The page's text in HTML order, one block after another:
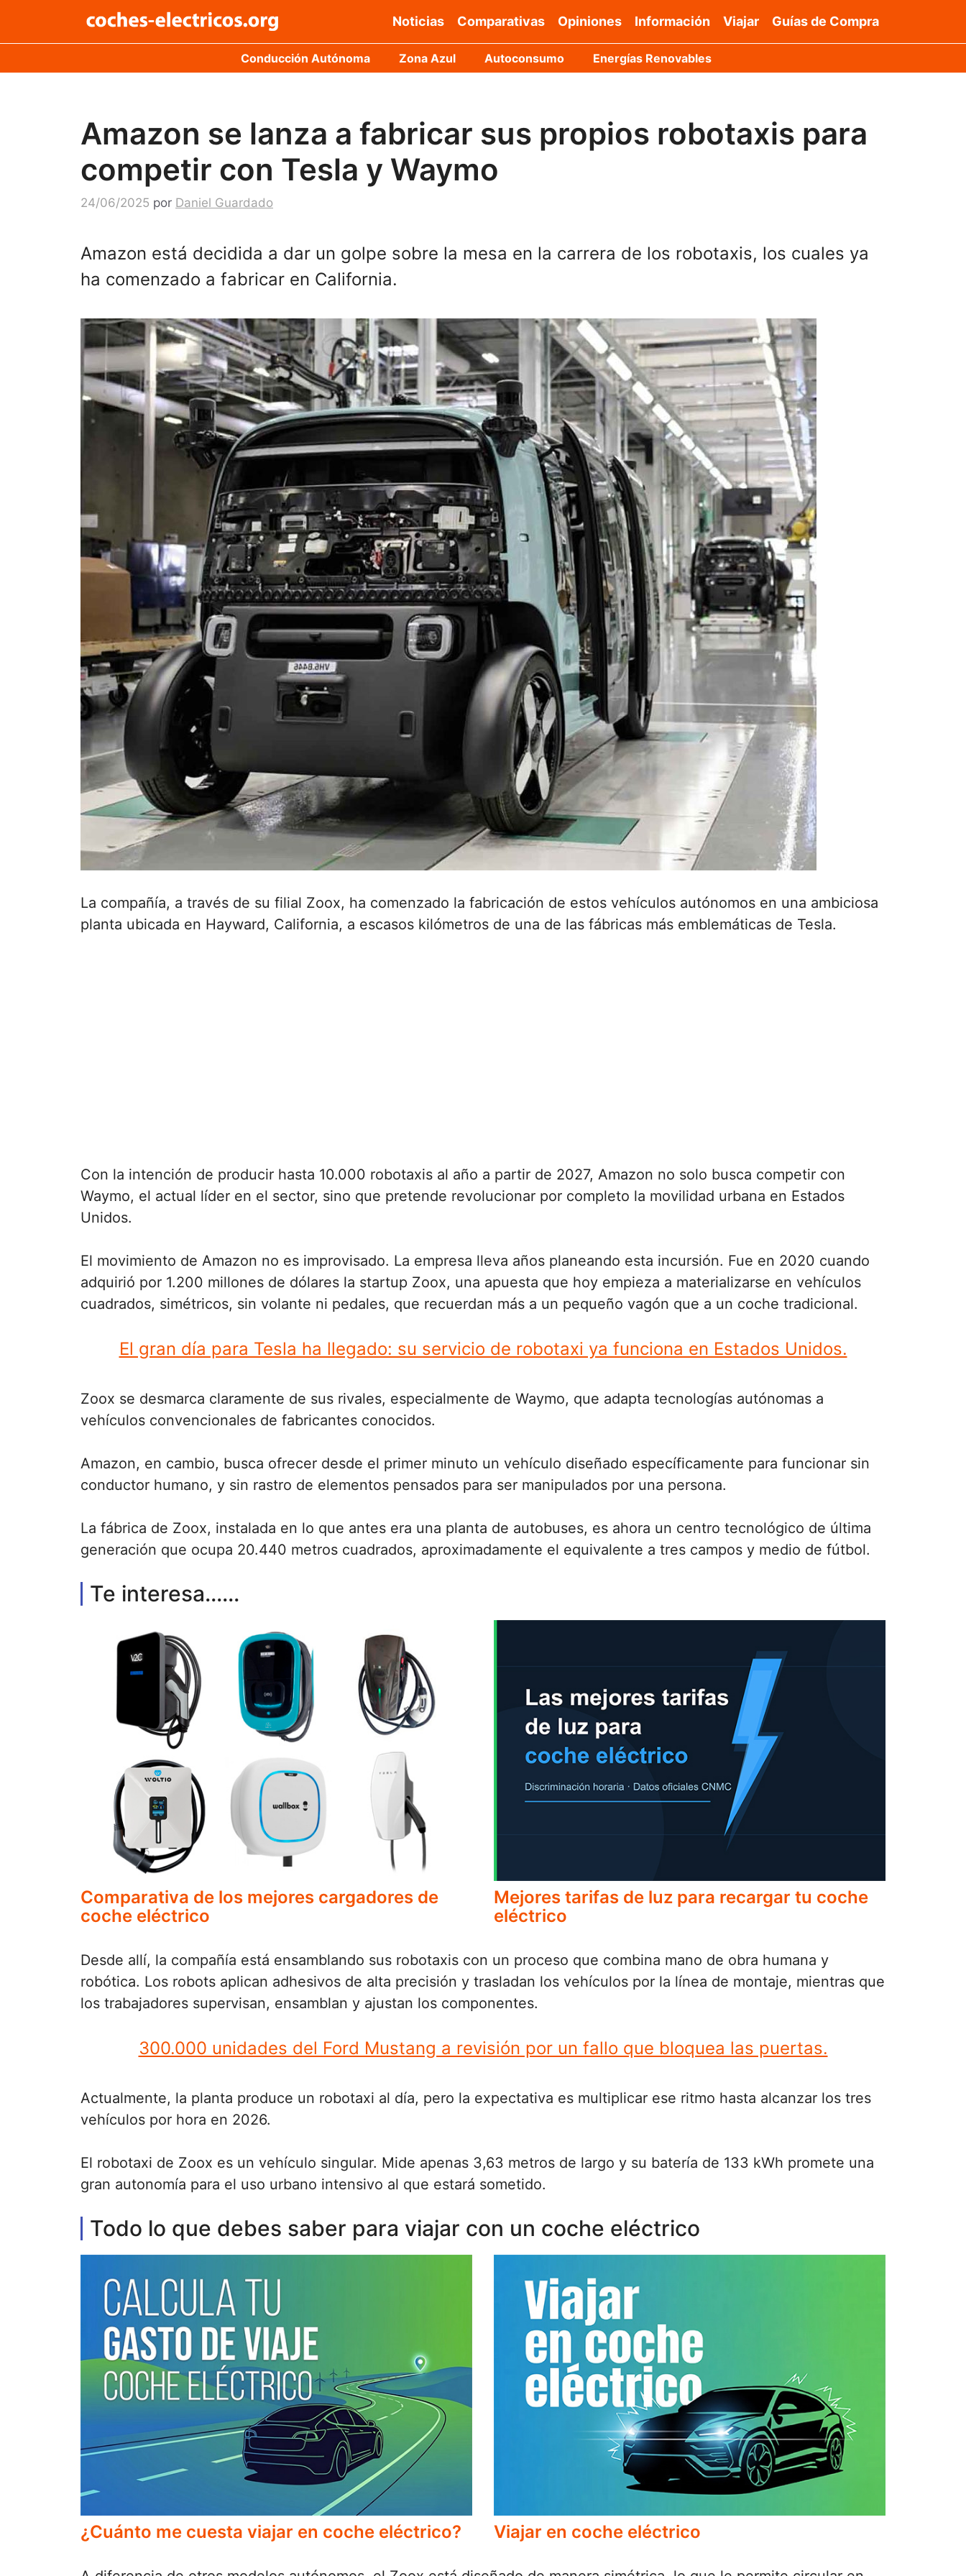
Noticias Comparativas Opiniones Información Viajar Guías de Compra
Conducción Autónoma Zona Azul Autoconsumo Energías Renovables
Amazon se lanza a fabricar sus propios robotaxis para
competir con Tesla y Waymo
24/06/2025 por Daniel Guardado
Amazon está decidida a dar un golpe sobre la mesa en la carrera de los robotaxis, los cuales ya
ha comenzado a fabricar en California.
La compañía, a través de su filial Zoox, ha comenzado la fabricación de estos vehículos autónomos en una ambiciosa
planta ubicada en Hayward, California, a escasos kilómetros de una de las fábricas más emblemáticas de Tesla.
Con la intención de producir hasta 10.000 robotaxis al año a partir de 2027, Amazon no solo busca competir con
Waymo, el actual líder en el sector, sino que pretende revolucionar por completo la movilidad urbana en Estados
Unidos.
El movimiento de Amazon no es improvisado. La empresa lleva años planeando esta incursión. Fue en 2020 cuando
adquirió por 1.200 millones de dólares la startup Zoox, una apuesta que hoy empieza a materializarse en vehículos
cuadrados, simétricos, sin volante ni pedales, que recuerdan más a un pequeño vagón que a un coche tradicional.
El gran día para Tesla ha llegado: su servicio de robotaxi ya funciona en Estados Unidos.
Zoox se desmarca claramente de sus rivales, especialmente de Waymo, que adapta tecnologías autónomas a
vehículos convencionales de fabricantes conocidos.
Amazon, en cambio, busca ofrecer desde el primer minuto un vehículo diseñado específicamente para funcionar sin
conductor humano, y sin rastro de elementos pensados para ser manipulados por una persona.
La fábrica de Zoox, instalada en lo que antes era una planta de autobuses, es ahora un centro tecnológico de última
generación que ocupa 20.440 metros cuadrados, aproximadamente el equivalente a tres campos y medio de fútbol.
Te interesa......
Comparativa de los mejores cargadores de
coche eléctrico
Mejores tarifas de luz para recargar tu coche
eléctrico
Desde allí, la compañía está ensamblando sus robotaxis con un proceso que combina mano de obra humana y
robótica. Los robots aplican adhesivos de alta precisión y trasladan los vehículos por la línea de montaje, mientras que
los trabajadores supervisan, ensamblan y ajustan los componentes.
300.000 unidades del Ford Mustang a revisión por un fallo que bloquea las puertas.
Actualmente, la planta produce un robotaxi al día, pero la expectativa es multiplicar ese ritmo hasta alcanzar los tres
vehículos por hora en 2026.
El robotaxi de Zoox es un vehículo singular. Mide apenas 3,63 metros de largo y su batería de 133 kWh promete una
gran autonomía para el uso urbano intensivo al que estará sometido.
Todo lo que debes saber para viajar con un coche eléctrico
¿Cuánto me cuesta viajar en coche eléctrico? Viajar en coche eléctrico